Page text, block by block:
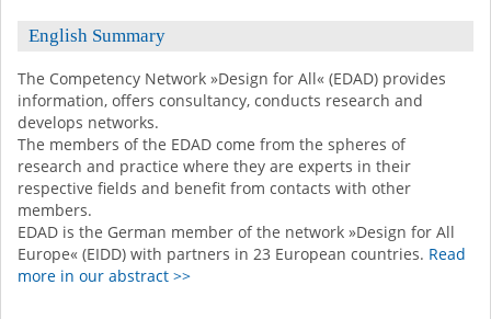
English Summary
The Competency Network »Design for All« (EDAD) provides
information, offers consultancy, conducts research and
develops networks.
The members of the EDAD come from the spheres of
research and practice where they are experts in their
respective fields and benefit from contacts with other
members.
EDAD is the German member of the network »Design for All
Europe« (EIDD) with partners in 23 European countries. Read
more in our abstract >>